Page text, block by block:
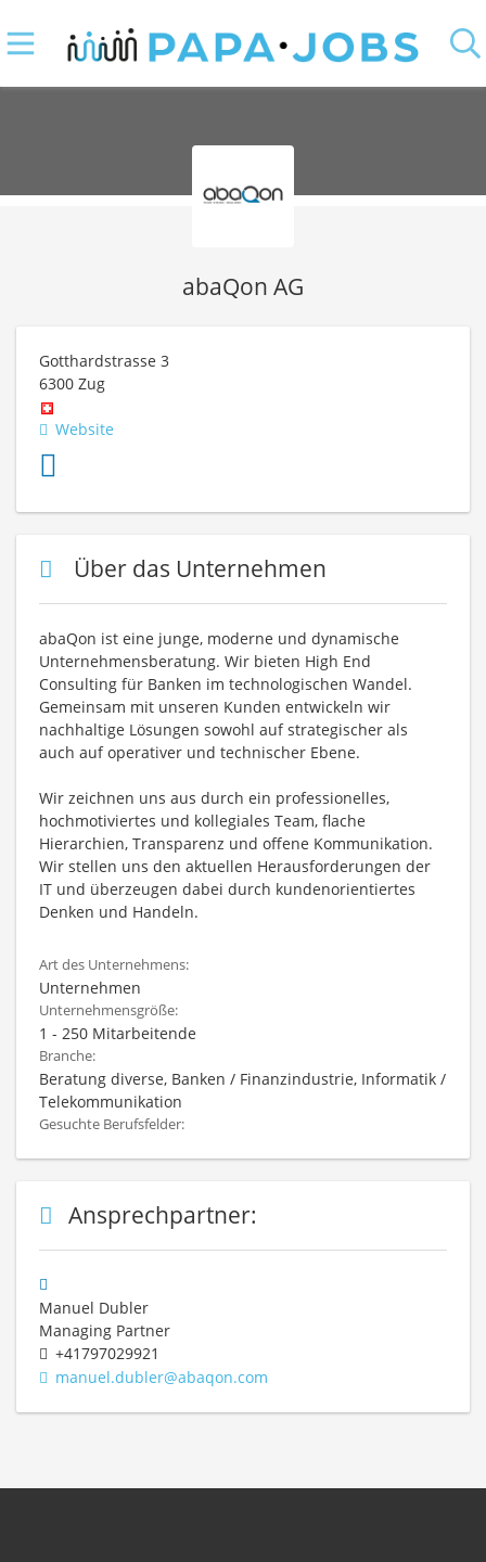
abaQon AG
Gotthardstrasse 3
6300 Zug
Website
Über das Unternehmen
abaQon ist eine junge, moderne und dynamische
Unternehmensberatung. Wir bieten High End
Consulting für Banken im technologischen Wandel.
Gemeinsam mit unseren Kunden entwickeln wir
nachhaltige Lösungen sowohl auf strategischer als
auch auf operativer und technischer Ebene.
Wir zeichnen uns aus durch ein professionelles,
hochmotiviertes und kollegiales Team, flache
Hierarchien, Transparenz und offene Kommunikation.
Wir stellen uns den aktuellen Herausforderungen der
IT und überzeugen dabei durch kundenorientiertes
Denken und Handeln.
Art des Unternehmens:
Unternehmen
Unternehmensgröße:
1 - 250 Mitarbeitende
Branche:
Beratung diverse, Banken / Finanzindustrie, Informatik /
Telekommunikation
Gesuchte Berufsfelder:
Ansprechpartner:
Manuel Dubler
Managing Partner
+41797029921
manuel.dubler@abaqon.com